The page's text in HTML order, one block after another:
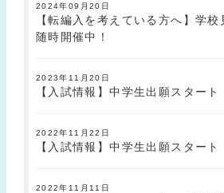
2024年09月20日
【転編入を考えている方へ】学
随時開催中！
2023年11月20日
【入試情報】中学生出願スタート
2022年11月22日
【入試情報】中学生出願スタート
2022年11月11日